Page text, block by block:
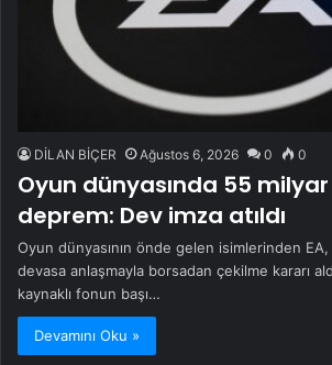
DİLAN BİÇER Ağustos 6, 2026 0 0
Oyun dünyasında 55 milyar
deprem: Dev imza atıldı
Oyun dünyasının önde gelen isimlerinden
devasa anlaşmayla borsadan çekilme kararı
kaynaklı fonun başı…
Devamını Oku »